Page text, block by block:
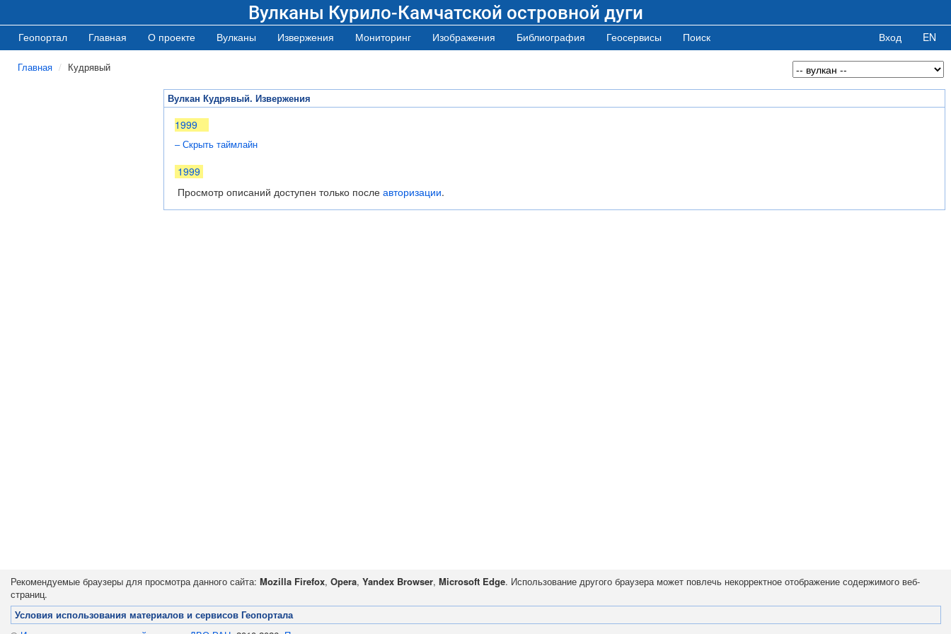
Вулканы Курило-Камчатской островной дуги
Геопортал Главная О проекте Вулканы Извержения Мониторинг Изображения Библиография Геосервисы Поиск Вход EN
Главная Кудрявый
Вулкан Кудрявый. Извержения
1999
– Скрыть таймлайн
1999
Просмотр описаний доступен только после авторизации.
Рекомендуемые браузеры для просмотра данного сайта: Mozilla Firefox, Opera, Yandex Browser, Microsoft Edge. Использование другого браузера может повлечь некорректное отображение содержимого веб-
страниц.
Условия использования материалов и сервисов Геопортала